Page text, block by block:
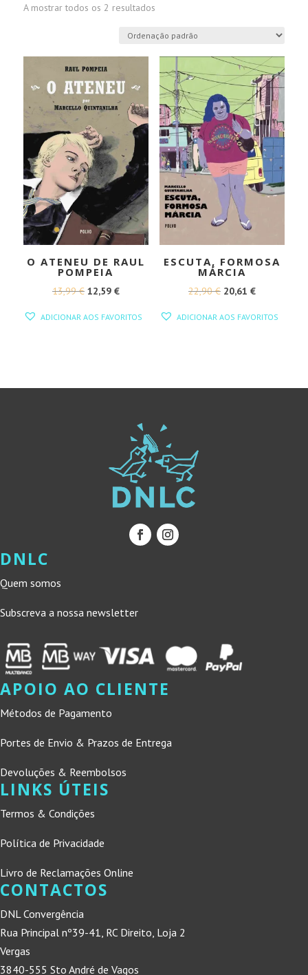
A mostrar todos os 2 resultados
O ATENEU DE RAUL
POMPEIA
13,99€ O
12,59 €O
ADICIONAR AOS FAVORITOS
ESCUTA, FORMOSA
MÁRCIA
22,90€ O
20,61 €O
ADICIONAR AOS FAVORITOS
DNLC
Quem somos
Subscreva a nossa newsletter
APOIO AO CLIENTE
Métodos de Pagamento
Portes de Envio & Prazos de Entrega
Devoluções & Reembolsos
LINKS ÚTEIS
Termos & Condições
Política de Privacidade
Livro de Reclamações Online
CONTACTOS
DNL Convergência
Rua Principal nº39-41, RC Direito, Loja 2
Vergas
3840-555 Sto André de Vagos